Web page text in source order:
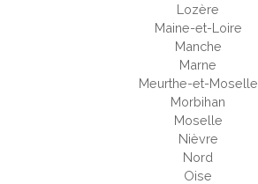
Lozère
Maine-et-Loire
Manche
Marne
Meurthe-et-Moselle
Morbihan
Moselle
Nièvre
Nord
Oise